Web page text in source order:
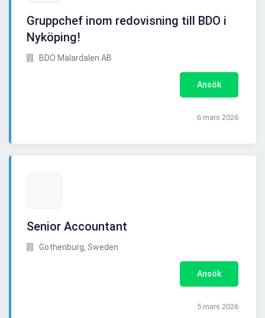
Gruppchef inom redovisning till BDO i
Nyköping!
BDO Mälardalen AB
Ansök
6 mars 2026
Senior Accountant
Gothenburg, Sweden
Ansök
5 mars 2026